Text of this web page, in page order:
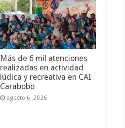
Más de 6 mil atenciones
realizadas en actividad
lúdica y recreativa en CAI
Carabobo
agosto 6, 2026